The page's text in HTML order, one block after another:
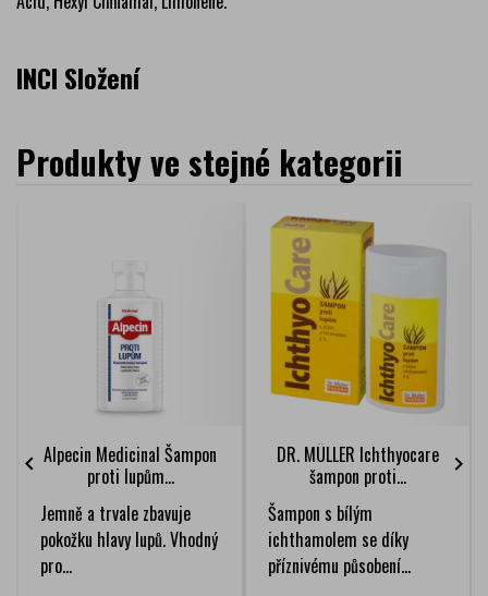
INCI Složení
Produkty ve stejné kategorii
Alpecin Medicinal Šampon
proti lupům...
Jemně a trvale zbavuje
pokožku hlavy lupů. Vhodný
pro...
DR. MÜLLER Ichthyocare
šampon proti...
Šampon s bílým
ichthamolem se díky
příznivému působení...
 